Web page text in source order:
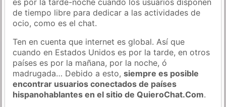
de tiempo libre para dedicar a las actividades de
ocio, como es el chat.
Ten en cuenta que internet es global. Así que
cuando en Estados Unidos es por la tarde, en otros
países es por la mañana, por la noche, ó
madrugada… Debido a esto,siempre es posible
encontrar usuarios conectados de países
hispanohablantes en el sitio de QuieroChat.Com.